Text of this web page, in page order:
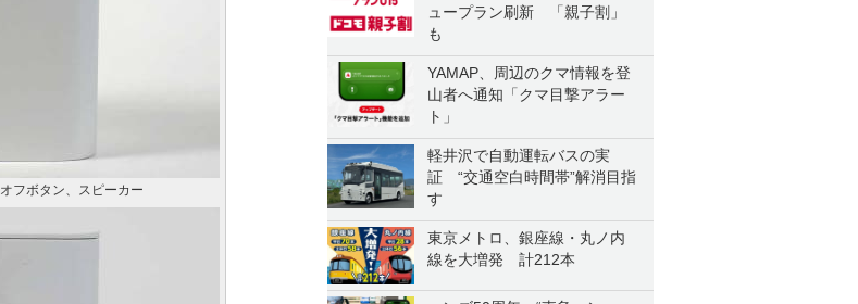
ュープラン刷新 「親子割」
も
YAMAP、周辺のクマ情報を登
山者へ通知「クマ目撃アラー
ト」
軽井沢で自動運転バスの実
証 “交通空白時間帯”解消目指
す
東京メトロ、銀座線・丸ノ内
線を大増発 計212本
フボタン、スピーカー